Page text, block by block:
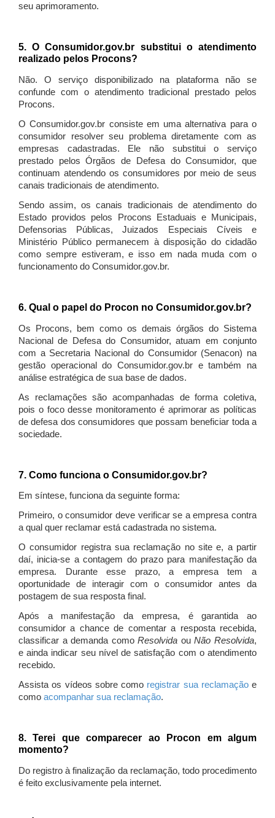
seu aprimoramento.
5. O Consumidor.gov.br substitui o atendimento
realizado pelos Procons?
Não. O serviço disponibilizado na plataforma não se
confunde com o atendimento tradicional prestado pelos
Procons.
O Consumidor.gov.br consiste em uma alternativa para o
consumidor resolver seu problema diretamente com as
empresas cadastradas. Ele não substitui o serviço
prestado pelos Órgãos de Defesa do Consumidor, que
continuam atendendo os consumidores por meio de seus
canais tradicionais de atendimento.
Sendo assim, os canais tradicionais de atendimento do
Estado providos pelos Procons Estaduais e Municipais,
Defensorias Públicas, Juizados Especiais Cíveis e
Ministério Público permanecem à disposição do cidadão
como sempre estiveram, e isso em nada muda com o
funcionamento do Consumidor.gov.br.
6. Qual o papel do Procon no Consumidor.gov.br?
Os Procons, bem como os demais órgãos do Sistema
Nacional de Defesa do Consumidor, atuam em conjunto
com a Secretaria Nacional do Consumidor (Senacon) na
gestão operacional do Consumidor.gov.br e também na
análise estratégica de sua base de dados.
As reclamações são acompanhadas de forma coletiva,
pois o foco desse monitoramento é aprimorar as políticas
de defesa dos consumidores que possam beneficiar toda a
sociedade.
7. Como funciona o Consumidor.gov.br?
Em síntese, funciona da seguinte forma:
Primeiro, o consumidor deve verificar se a empresa contra
a qual quer reclamar está cadastrada no sistema.
O consumidor registra sua reclamação no site e, a partir
daí, inicia-se a contagem do prazo para manifestação da
empresa. Durante esse prazo, a empresa tem a
oportunidade de interagir com o consumidor antes da
postagem de sua resposta final.
Após a manifestação da empresa, é garantida ao
consumidor a chance de comentar a resposta recebida,
classificar a demanda comoResolvida ouNão Resolvida,
e ainda indicar seu nível de satisfação com o atendimento
recebido.
Assista os vídeos sobre como registrar sua reclamaçãoe
como acompanhar sua reclamação.
8. Terei que comparecer ao Procon em algum
momento?
Do registro à finalização da reclamação, todo procedimento
é feito exclusivamente pela internet.